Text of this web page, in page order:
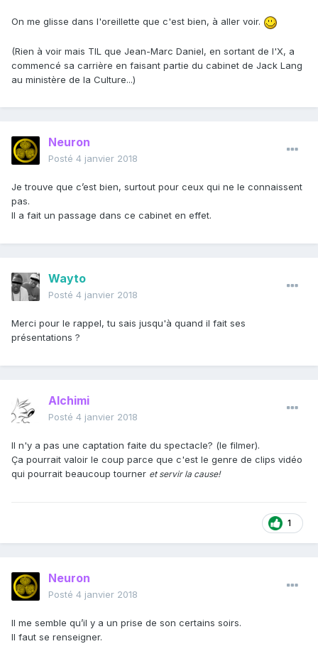
On me glisse dans l'oreillette que c'est bien, à aller voir.
(Rien à voir mais TIL que Jean-Marc Daniel, en sortant de l'X, a
commencé sa carrière en faisant partie du cabinet de Jack Lang
au ministère de la Culture...)
Neuron
Posté 4 janvier 2018
Je trouve que c’est bien, surtout pour ceux qui ne le connaissent
pas.
Il a fait un passage dans ce cabinet en effet.
Wayto
Posté 4 janvier 2018
Merci pour le rappel, tu sais jusqu'à quand il fait ses
présentations ?
Alchimi
Posté 4 janvier 2018
Il n'y a pas une captation faite du spectacle? (le filmer).
Ça pourrait valoir le coup parce que c'est le genre de clips vidéo
qui pourrait beaucoup tourner et servir la cause!
1
Neuron
Posté 4 janvier 2018
Il me semble qu’il y a un prise de son certains soirs.
Il faut se renseigner.